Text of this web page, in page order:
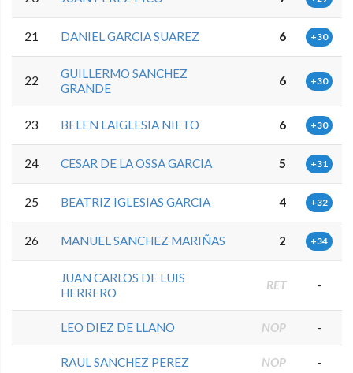
21 DANIEL GARCIA SUAREZ 6 +30
22
GUILLERMO SANCHEZ
GRANDE
6 +30
23 BELEN LAIGLESIA NIETO 6 +30
24 CESAR DE LA OSSA GARCIA 5 +31
25 BEATRIZ IGLESIAS GARCIA 4 +32
26 MANUEL SANCHEZ MARIÑAS 2 +34
JUAN CARLOS DE LUIS
HERRERO
RET -
LEO DIEZ DE LLANO NOP -
RAUL SANCHEZ PEREZ NOP -